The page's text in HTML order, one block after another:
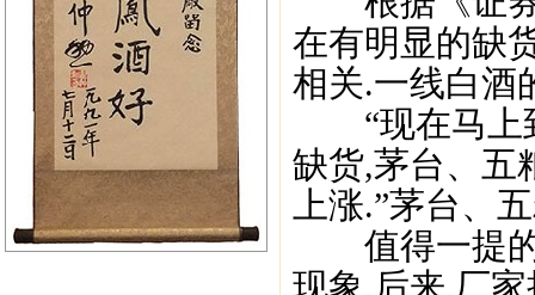
在有明显的缺
相关.一线白酒
“现在马上
缺货,茅台、五
上涨.”茅台、
值得一提的
现象,后来,厂